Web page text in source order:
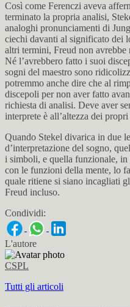
Così come Ferenczi aveva
terminato la propria analisi,
analoghi pronunciamenti di
ciechi davanti al significato dei
altri termini, Freud non
Né l’avrebbero fatto i suoi
sogni del maestro sono
potremmo anche dire che al
discepoli per non aver fatto
richiesta di analisi. Deve aver
interprete è all’altezza dei
Quando Stekel divarica in due
d’interpretazione del sogno,
i simboli, e quella funzionale, in
con le funzioni della mente, lo
quale ritiene si siano incagliati
Freud incluso.
Condividi:
L'autore
CSPL
Tutti gli articoli